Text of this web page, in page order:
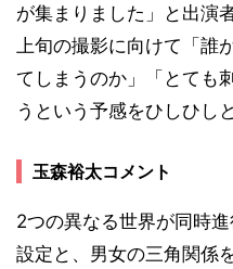
が集まりました」と出演
上旬の撮影に向けて「誰
てしまうのか」「とても
うという予感をひしひし
玉森裕太コメント
2つの異なる世界が同時
設定と、男女の三角関係